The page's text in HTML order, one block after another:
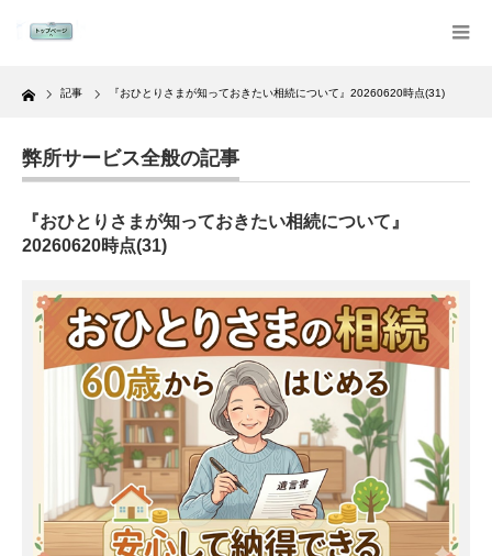
Home 記事 『おひとりさまが知っておきたい相続について』20260620時点(31)
弊所サービス全般の記事
『おひとりさまが知っておきたい相続について』
20260620時点(31)